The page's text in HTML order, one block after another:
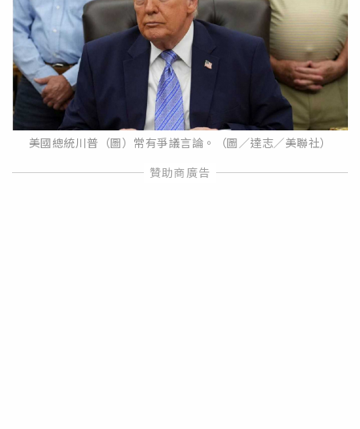
美國總統川普（圖）常有爭議言論。（圖／達志／美聯社）